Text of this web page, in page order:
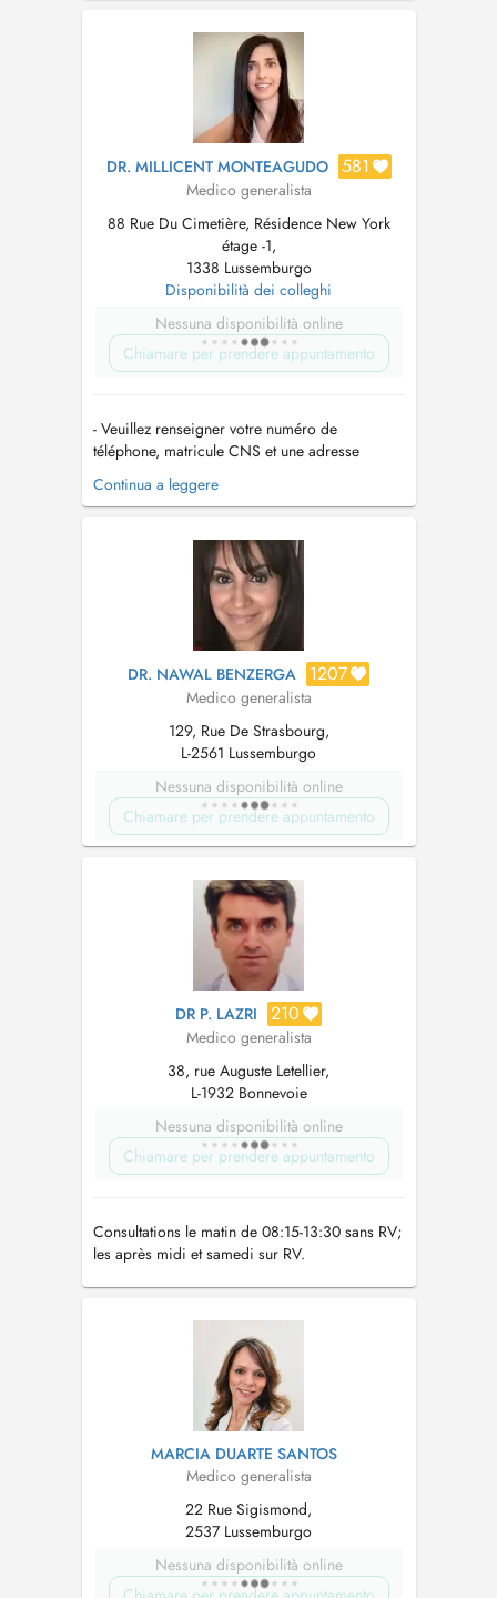
(2013-2018), Bupa Cromwell Hospital, cabinet
de groupe medecine generale -London UK...
DR. MILLICENT MONTEAGUDO 581
Medico generalista
88 Rue Du Cimetière, Résidence New York
étage -1,
1338 Lussemburgo
Disponibilità dei colleghi
Nessuna disponibilità online
Chiamare per prendere appuntamento
- Veuillez renseigner votre numéro de
téléphone, matricule CNS et une adresse
postale valide; autrement le rendez-vous ne
sera pas validé. - Tout rendez-vous non
à l'avance entraînera une facture du montant de
la consultation non remboursée par la CNS...
Continua a leggere
DR. NAWAL BENZERGA 1207
Medico generalista
129, Rue De Strasbourg,
L-2561 Lussemburgo
Nessuna disponibilità online
Chiamare per prendere appuntamento
DR P. LAZRI 210
Medico generalista
38, rue Auguste Letellier,
L-1932 Bonnevoie
Nessuna disponibilità online
Chiamare per prendere appuntamento
Consultations le matin de 08:15-13:30 sans RV;
les après midi et samedi sur RV.
MARCIA DUARTE SANTOS
Medico generalista
22 Rue Sigismond,
2537 Lussemburgo
Nessuna disponibilità online